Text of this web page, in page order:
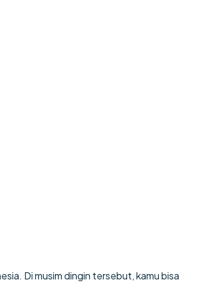
Di musim dingin tersebut, kamu bisa